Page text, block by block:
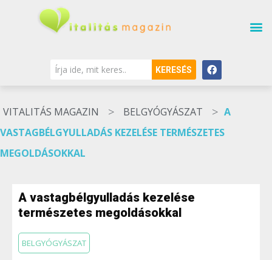
KERESÉS
VITALITÁS MAGAZIN > BELGYÓGYÁSZAT > A
VASTAGBÉLGYULLADÁS KEZELÉSE TERMÉSZETES
MEGOLDÁSOKKAL
A vastagbélgyulladás kezelése
természetes megoldásokkal
BELGYÓGYÁSZAT